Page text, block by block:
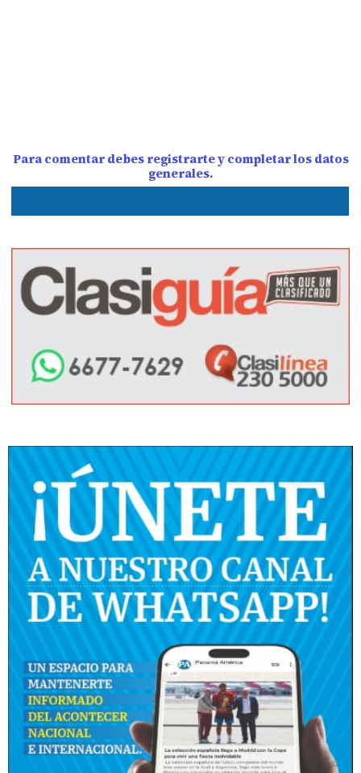
Para comentar debes registrarte y completar los datos
generales.